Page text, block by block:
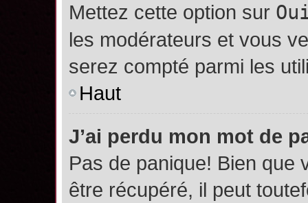
Mettez cette option sur
les modérateurs et vous
serez compté parmi les
Haut
J’ai perdu mon mot de
Pas de panique! Bien que
être récupéré, il peut